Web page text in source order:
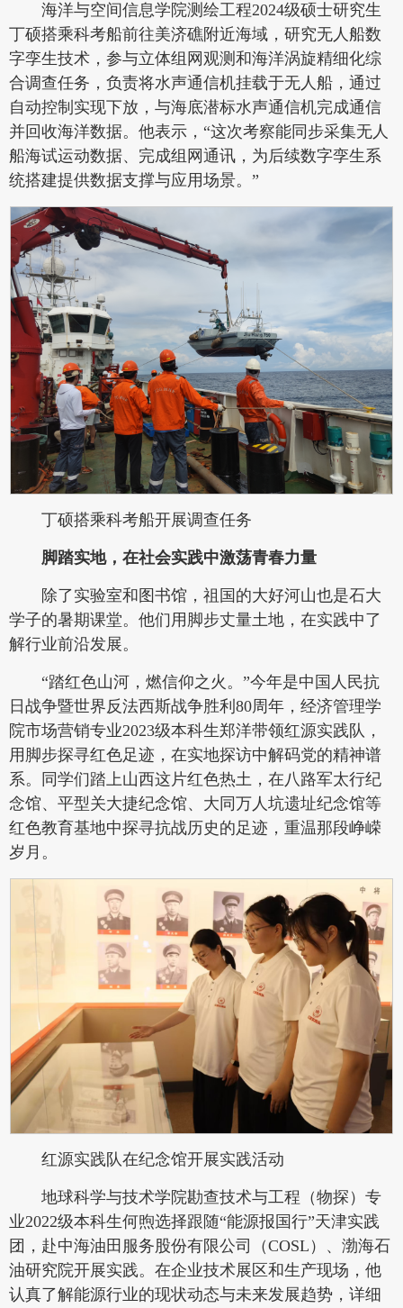
海洋与空间信息学院测绘工程2024级硕士研究生
丁硕搭乘科考船前往美济礁附近海域，研究无人船数
字孪生技术，参与立体组网观测和海洋涡旋精细化综
合调查任务，负责将水声通信机挂载于无人船，通过
自动控制实现下放，与海底潜标水声通信机完成通信
并回收海洋数据。他表示，“这次考察能同步采集无人
船海试运动数据、完成组网通讯，为后续数字孪生系
统搭建提供数据支撑与应用场景。”
丁硕搭乘科考船开展调查任务
脚踏实地， 在社会实践中激荡青春力量
除了实验室和图书馆，祖国的大好河山也是石大
学子的暑期课堂。他们用脚步丈量土地，在实践中了
解行业前沿发展。
“踏红色山河，燃信仰之火。”今年是中国人民抗
日战争暨世界反法西斯战争胜利80周年，经济管理学
院市场营销专业2023级本科生郑洋带领红源实践队，
用脚步探寻红色足迹，在实地探访中解码党的精神谱
系。同学们踏上山西这片红色热土，在八路军太行纪
念馆、平型关大捷纪念馆、大同万人坑遗址纪念馆等
红色教育基地中探寻抗战历史的足迹，重温那段峥嵘
岁月。
红源实践队在纪念馆开展实践活动
地球科学与技术学院勘查技术与工程（物探）专
业2022级本科生何煦选择跟随“能源报国行”天津实践
团，赴中海油田服务股份有限公司（COSL）、渤海石
油研究院开展实践。在企业技术展区和生产现场，他
认真了解能源行业的现状动态与未来发展趋势，详细